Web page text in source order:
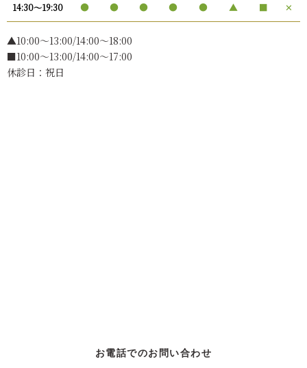
14:30〜19:30 ● ● ● ● ● ▲ ■ ✕
▲10:00〜13:00/14:00～18:00
■10:00～13:00/14:00～17:00
休診日：祝日
お電話でのお問い合わせ